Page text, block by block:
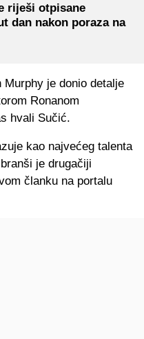
riješi otpisane
dan nakon poraza na
Murphy je donio detalje
Ronanom
hvali Sučić.
kao najvećeg talenta
je drugačiji
članku na portalu